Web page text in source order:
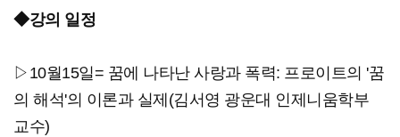
◆강의 일정
▷10월15일= 꿈에 나타난 사랑과 폭력: 프로이트의 '꿈
의 해석'의 이론과 실제(김서영 광운대 인제니움학부
교수)